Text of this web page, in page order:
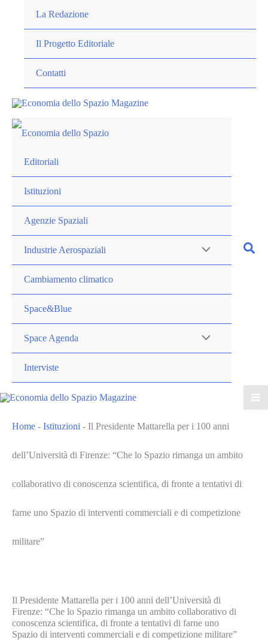
contenuto
La Redazione
Il Progetto Editoriale
Contatti
Editoriali
Istituzioni
Agenzie Spaziali
Industrie Aerospaziali
Cambiamento climatico
Space&Blue
Space Agenda
Interviste
Home - Istituzioni - Il Presidente Mattarella per i 100 anni
dell’Università di Firenze: “Che lo Spazio rimanga un ambito
collaborativo di conoscenza scientifica, di fronte a tentativi di
farne uno Spazio di interventi commerciali e di competizione
militare”
Il Presidente Mattarella per i 100 anni dell’Università di
Firenze: “Che lo Spazio rimanga un ambito collaborativo di
conoscenza scientifica, di fronte a tentativi di farne uno
Spazio di interventi commerciali e di competizione militare”